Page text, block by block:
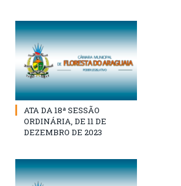
ATA DA 18ª SESSÃO
ORDINÁRIA, DE 11 DE
DEZEMBRO DE 2023